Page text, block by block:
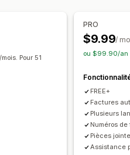
e-mail de contact
des fichiers
SST
Pour 51
PRO
$9.99/
ou $99.90/an
FREE+
Factures
Plusieurs
Numéros
Pièces
Assistance